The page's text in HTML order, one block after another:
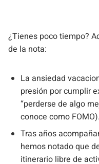
¿Tienes poco tiempo?
de la nota:
La ansiedad
presión por cumplir
“perderse de algo
conoce como FOMO).
Tras años
hemos notado que
itinerario libre de